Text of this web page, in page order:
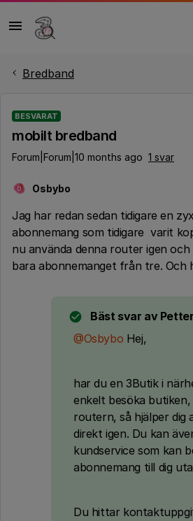
Bredband
BESVARAT
mobilt bredband
Forum|Forum|10 months ago 1 svar
O Osbybo
Jag har redan sedan tidigare en
abonnemang som tidigare varit
nu använda denna router igen
bara abonnemanget från tre. Och
Bäst svar av
@Osbybo Hej,
har du en 3Butik i
enkelt besöka butiken,
routern, så hjälper dig
direkt igen. Du kan
kundservice som kan
abonnemang till dig
Du hittar